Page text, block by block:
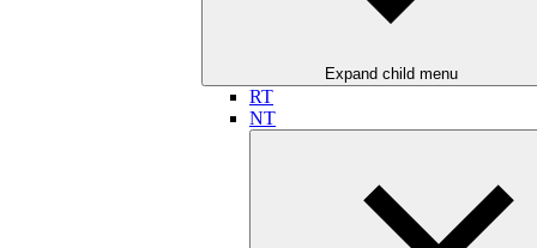
Expand child menu
RT
NT